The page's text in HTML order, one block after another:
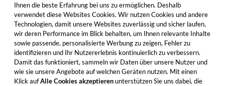
Ihnen die beste Erfahrung bei uns zu ermöglichen. Deshalb
verwendet diese Websites Cookies. Wir nutzen Cookies und andere
Technologien, damit unsere Websites zuverlässig und sicher laufen,
wir deren Performance im Blick behalten, um Ihnen relevante Inhalte
sowie passende, personalisierte Werbung zu zeigen, Fehler zu
identifizieren und Ihr Nutzererlebnis kontinuierlich zu verbessern.
Damit das funktioniert, sammeln wir Daten über unsere Nutzer und
wie sie unsere Angebote auf welchen Geräten nutzen. Mit einen
Klick aufAlle Cookies akzeptierenunterstützen Sie uns dabei, die